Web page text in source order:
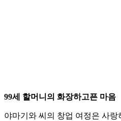
99세 할머니의 화장하고픈 마음
야마기와 씨의 창업 여정은 사